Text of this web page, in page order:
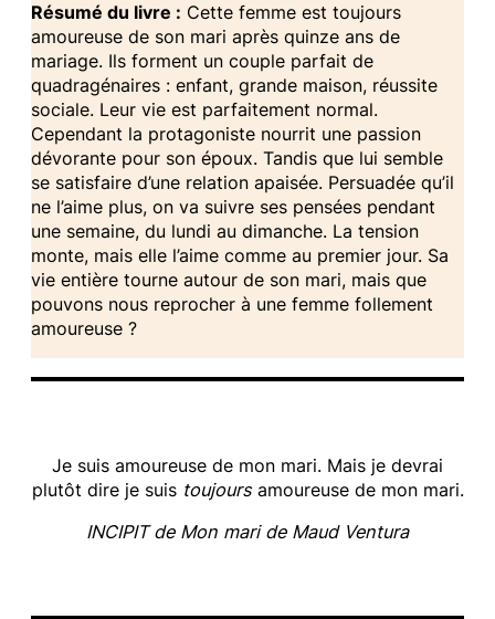
Résumé du livre : Cette femme est toujours
amoureuse de son mari après quinze ans de
mariage. Ils forment un couple parfait de
quadragénaires : enfant, grande maison, réussite
sociale. Leur vie est parfaitement normal.
Cependant la protagoniste nourrit une passion
dévorante pour son époux. Tandis que lui semble
se satisfaire d’une relation apaisée. Persuadée qu’il
ne l’aime plus, on va suivre ses pensées pendant
une semaine, du lundi au dimanche. La tension
monte, mais elle l’aime comme au premier jour. Sa
vie entière tourne autour de son mari, mais que
pouvons nous reprocher à une femme follement
amoureuse ?
Je suis amoureuse de mon mari. Mais je devrai
plutôt dire je suis toujoursamoureuse de mon mari.
INCIPIT de Mon mari de Maud Ventura